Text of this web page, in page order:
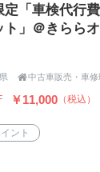
定「車検代行
ト」＠きらら

￥11,000 （税込）
ント